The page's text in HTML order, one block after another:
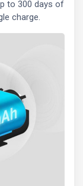
to 300 days of
charge.